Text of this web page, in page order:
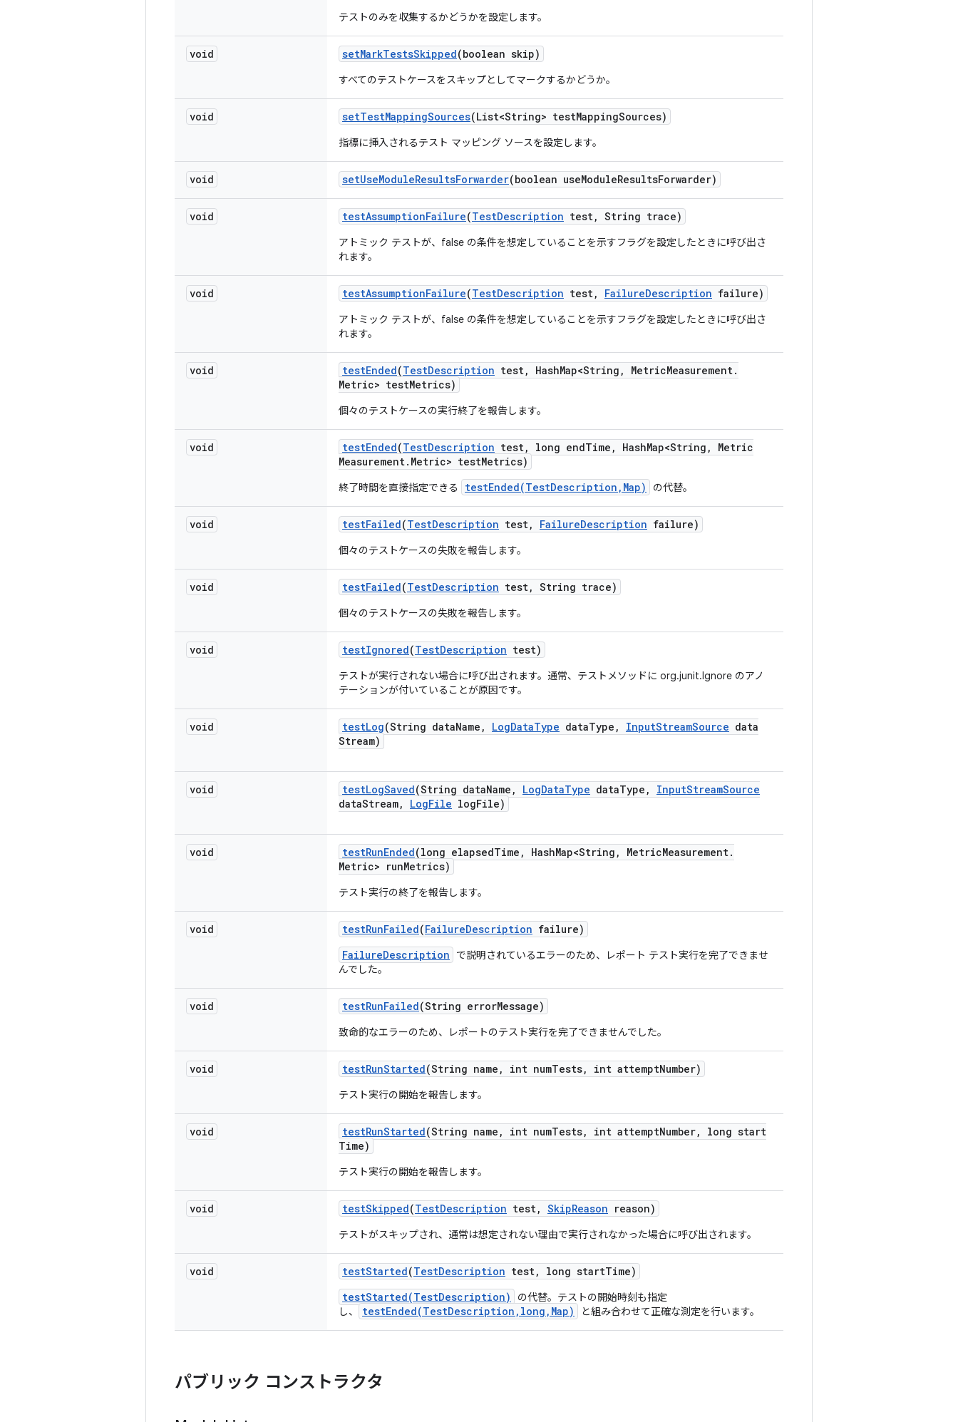
テストのみを収集するかどうかを設定します。
void setMarkTestsSkipped(boolean skip)
すべてのテストケースをスキップとしてマークするかどうか。
void setTestMappingSources(List<String> testMappingSources)
指標に挿入されるテスト マッピング ソースを設定します。
void setUseModuleResultsForwarder(boolean useModuleResultsForwarder)
void testAssumptionFailure(TestDescription test, String trace)
アトミック テストが、false の条件を想定していることを示すフラグを設定したときに呼び出さ
れます。
void testAssumptionFailure(TestDescription test, FailureDescription failure)
アトミック テストが、false の条件を想定していることを示すフラグを設定したときに呼び出さ
れます。
void testEnded(TestDescription test, HashMap<String , MetricMeasurement.
Metric> testMetrics)
個々のテストケースの実行終了を報告します。
void testEnded(TestDescription test, long endTime , HashMap<String ,
Metric
Measurement. Metric> testMetrics)
終了時間を直接指定できる testEnded(TestDescription,Map) の代替。
void testFailed(TestDescription test, FailureDescription failure)
個々のテストケースの失敗を報告します。
void testFailed(TestDescription test, String trace)
個々のテストケースの失敗を報告します。
void testIgnored(TestDescription test)
テストが実行されない場合に呼び出されます。通常、テストメソッドに org.junit.Ignore のアノ
テーションが付いていることが原因です。
void testLog(String dataName , LogDataType dataType , InputStreamSource data
Stream)
void testLogSaved(String dataName , LogDataType dataType , InputStreamSource
dataStream, LogFile logFile)
void testRunEnded(long elapsedTime , HashMap<String , MetricMeasurement.
Metric> runMetrics)
テスト実行の終了を報告します。
void testRunFailed(FailureDescription failure)
FailureDescription
で説明されているエラーのため、レポート テスト実行を完了できませ
んでした。
void testRunFailed(String errorMessage)
致命的なエラーのため、レポートのテスト実行を完了できませんでした。
void testRunStarted(String name , int numTests, int attemptNumber)
テスト実行の開始を報告します。
void testRunStarted(String name , int numTests, int attemptNumber,
long start
Time)
テスト実行の開始を報告します。
void testSkipped(TestDescription test, SkipReason reason)
テストがスキップされ、通常は想定されない理由で実行されなかった場合に呼び出されます。
void testStarted(TestDescription test, long startTime)
testStarted(TestDescription)
の代替。テストの開始時刻も指定
し、
testEnded(TestDescription,long,Map) と組み合わせて正確な測定を行います。
パブリック コンストラクタ